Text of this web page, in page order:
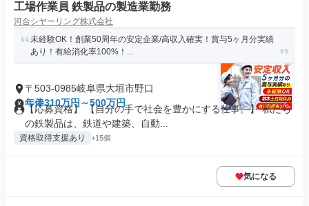
工場作業員 鉄製品の製造業勤務
河合シヤーリング株式会社
未経験OK！創業50周年の安定企業/高収入確実！賞与5ヶ月分実績
あり！有給消化率100%！...
〒503-0985岐阜県大垣市野口
年俸310万円～500万円
【応募資格】 【自分の手で社会を豊かにする仕事。】 私たち
の鉄製品は、鉄道や建築、自動...
資格取得支援あり +15個
気になる